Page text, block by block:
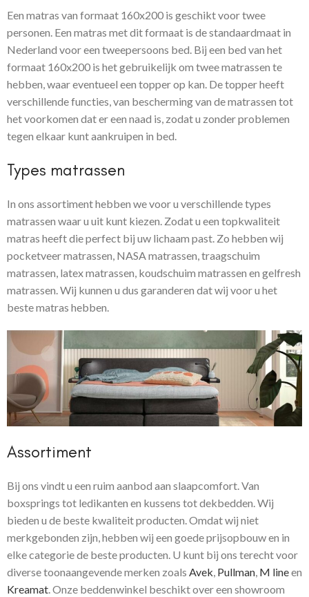
Een matras van formaat 160x200 is geschikt voor twee
personen. Een matras met dit formaat is de standaardmaat in
Nederland voor een tweepersoons bed. Bij een bed van het
formaat 160x200 is het gebruikelijk om twee matrassen te
hebben, waar eventueel een topper op kan. De topper heeft
verschillende functies, van bescherming van de matrassen tot
het voorkomen dat er een naad is, zodat u zonder problemen
tegen elkaar kunt aankruipen in bed.
Types matrassen
In ons assortiment hebben we voor u verschillende types
matrassen waar u uit kunt kiezen. Zodat u een topkwaliteit
matras heeft die perfect bij uw lichaam past. Zo hebben wij
pocketveer matrassen, NASA matrassen, traagschuim
matrassen, latex matrassen, koudschuim matrassen en gelfresh
matrassen. Wij kunnen u dus garanderen dat wij voor u het
beste matras hebben.
Assortiment
Bij ons vindt u een ruim aanbod aan slaapcomfort. Van
boxsprings tot ledikanten en kussens tot dekbedden. Wij
bieden u de beste kwaliteit producten.Omdat wij niet
merkgebonden zijn, hebben wij een goede prijsopbouw en in
elke categorie de beste producten. U kunt bij ons terecht voor
diverse toonaangevende merken zoals Avek, Pullman, M lineen
Kreamat. Onze beddenwinkel beschikt over een showroom